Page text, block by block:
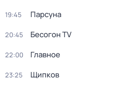
19:45 Парcyна
20:45 Бесогон TV
22:00 Главное
23:25 Щипков